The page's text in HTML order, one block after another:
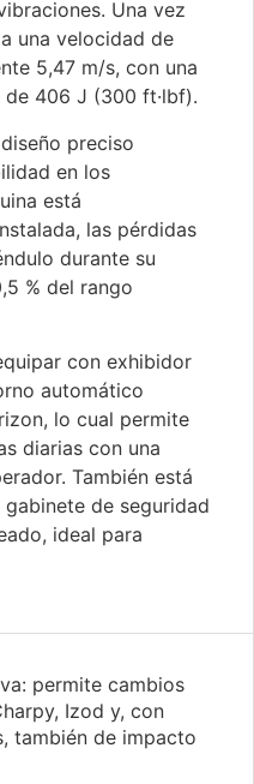
Una vez
una velocidad de
5,47 m/s, con una
406 J (300 ft·lbf).
preciso
en los
está
las pérdidas
durante su
% del rango
con exhibidor
automático
lo cual permite
diarias con una
También está
de seguridad
ideal para
permite cambios
Izod y, con
también de impacto